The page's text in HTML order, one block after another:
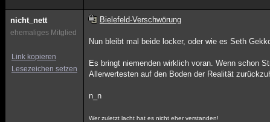
nicht_nett
ehemaliges Mitglied
Link kopieren
Lesezeichen setzen
Bielefeld-Verschwörung
Nun bleibt mal beide locker, oder wie es Seth
Es bringt niemenden wirklich voran. Wenn schon
Allerwertesten auf den Boden der Realität
n_n
Wer zuletzt lacht hat es nicht eher verstanden!